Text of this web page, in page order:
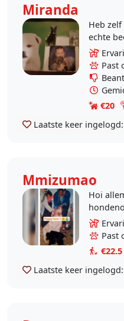
Miranda
Heb zelf
echte
heerlijk en
honden
zon
Past
€20
Laatste keer ingelogd:
Mmizumao
Hoi
woon in
omdat
Past
€22.5
Laatste keer ingelogd: